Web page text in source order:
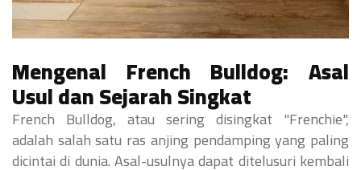
Mengenal French Bulldog: Asal
Usul dan Sejarah Singkat
French Bulldog, atau sering disingkat "Frenchie",
adalah salah satu ras anjing pendamping yang paling
dicintai di dunia. Asal-usulnya dapat ditelusuri kembali